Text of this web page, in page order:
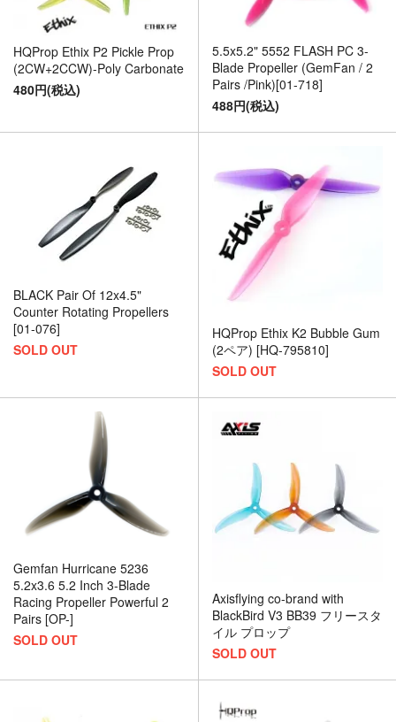
HQProp Ethix P2 Pickle Prop
(2CW+2CCW)-Poly Carbonate
480円(税込)
5.5x5.2" 5552 FLASH PC 3-
Blade Propeller (GemFan / 2
Pairs /Pink)[01-718]
488円(税込)
BLACK Pair Of 12x4.5"
Counter Rotating Propellers
[01-076]
SOLD OUT
HQProp Ethix K2 Bubble Gum
(2ペア) [HQ-795810]
SOLD OUT
Gemfan Hurricane 5236
5.2x3.6 5.2 Inch 3-Blade
Racing Propeller Powerful 2
Pairs [OP-]
SOLD OUT
Axisflying co-brand with
BlackBird V3 BB39 フリースタ
イル プロップ
SOLD OUT